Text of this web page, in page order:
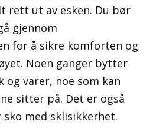
rett ut av esken. Du bør
gjennom
for å sikre komforten og
Noen ganger bytter
varer, noe som kan
sitter på. Det er også
med sklisikkerhet.